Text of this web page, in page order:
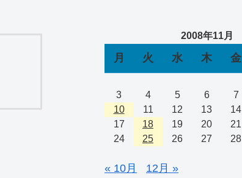
2008年11月
月 火 水 木 金
3
4 5 6 7
10
11 12 13 14
17
18 19 20 21
24
25 26 27 28
« 10月 12月 »